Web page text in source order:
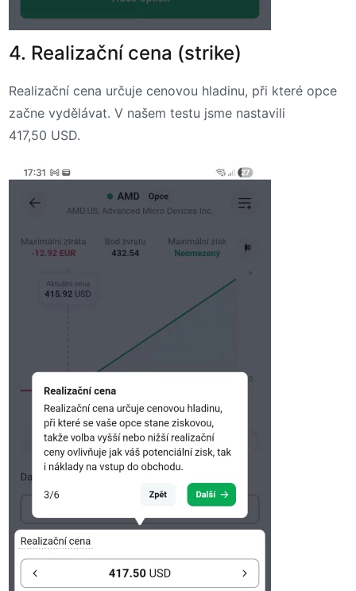
4. Realizační cena (strike)
Realizační cena určuje cenovou hladinu, při které opce
začne vydělávat. V našem testu jsme nastavili
417,50 USD.